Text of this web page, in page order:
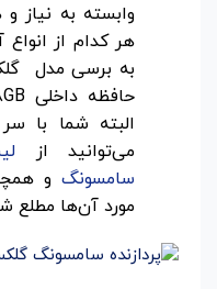
وابسته به نیاز
هر کدام از انواع
البته شما با
می‌توانید از
سامسونگ و
مورد آن‌ها مطلع